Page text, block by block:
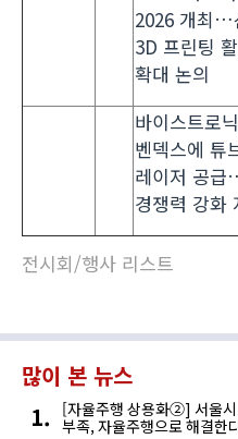
전시회/행사 리스트
2026 개최…
3D 프린팅
확대 논의
바이스트로
벤덱스에 튜
레이저 공
경쟁력 강화
많이 본 뉴스
[자율주행 상용화②] 서울
부족, 자율주행으로 해결한